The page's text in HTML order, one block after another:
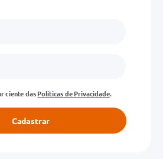
ciente dasPolíticas de Privacidade.
Cadastrar